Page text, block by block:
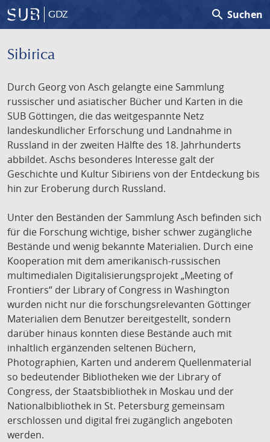
GDZ search Suchen
Sibirica
Durch Georg von Asch gelangte eine Sammlung
russischer und asiatischer Bücher und Karten in die
SUB Göttingen, die das weitgespannte Netz
landeskundlicher Erforschung und Landnahme in
Russland in der zweiten Hälfte des 18. Jahrhunderts
abbildet. Aschs besonderes Interesse galt der
Geschichte und Kultur Sibiriens von der Entdeckung bis
hin zur Eroberung durch Russland.
Unter den Beständen der Sammlung Asch befinden sich
für die Forschung wichtige, bisher schwer zugängliche
Bestände und wenig bekannte Materialien. Durch eine
Kooperation mit dem amerikanisch-russischen
multimedialen Digitalisierungsprojekt „Meeting of
Frontiers“ der Library of Congress in Washington
wurden nicht nur die forschungsrelevanten Göttinger
Materialien dem Benutzer bereitgestellt, sondern
darüber hinaus konnten diese Bestände auch mit
inhaltlich ergänzenden seltenen Büchern,
Photographien, Karten und anderem Quellenmaterial
so bedeutender Bibliotheken wie der Library of
Congress, der Staatsbibliothek in Moskau und der
Nationalbibliothek in St. Petersburg gemeinsam
erschlossen und digital frei zugänglich angeboten
werden.